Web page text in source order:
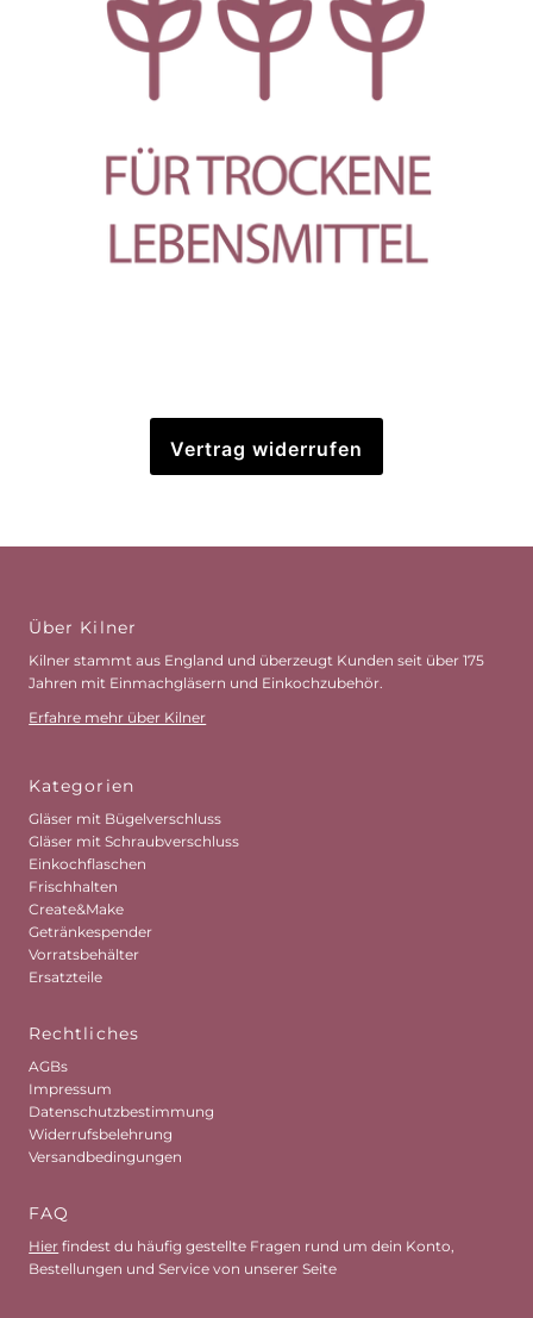
Vertrag widerrufen
Über Kilner
Kilner stammt aus England und überzeugt Kunden seit über 175
Jahren mit Einmachgläsern und Einkochzubehör.
Erfahre mehr über Kilner
Kategorien
Gläser mit Bügelverschluss
Gläser mit Schraubverschluss
Einkochflaschen
Frischhalten
Create&Make
Getränkespender
Vorratsbehälter
Ersatzteile
Rechtliches
AGBs
Impressum
Datenschutzbestimmung
Widerrufsbelehrung
Versandbedingungen
FAQ
Hier findest du häufig gestellte Fragen rund um dein Konto,
Bestellungen und Service von unserer Seite